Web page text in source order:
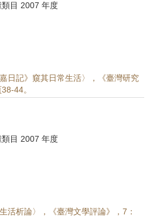
目 2007 年度
日記》窺其日常生活〉，《臺灣研究
44。
目 2007 年度
活析論〉，《臺灣文學評論》，7：